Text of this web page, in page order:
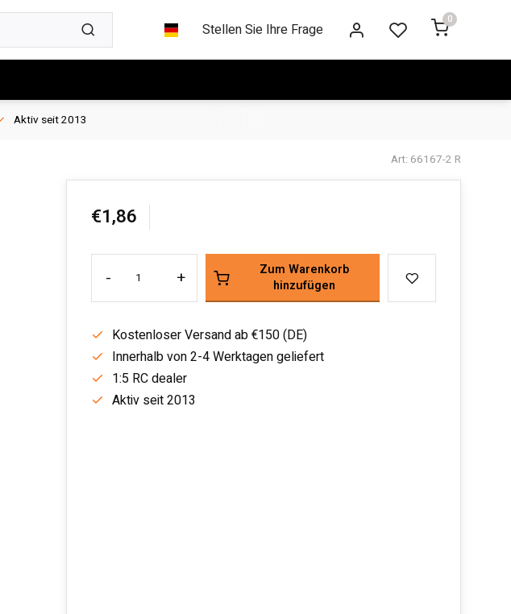
Stellen Sie Ihre Frage
0
Aktiv seit 2013
Art: 66167-2 R
€1,86
- +
Zum Warenkorb
hinzufügen
Kostenloser Versand ab €150 (DE)
Innerhalb von 2-4 Werktagen geliefert
1:5 RC dealer
Aktiv seit 2013